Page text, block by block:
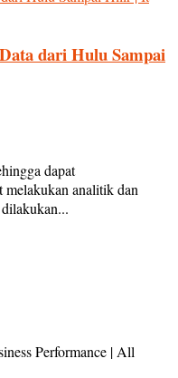
dari Hulu Sampai
dapat
melakukan analitik dan
Performance | All